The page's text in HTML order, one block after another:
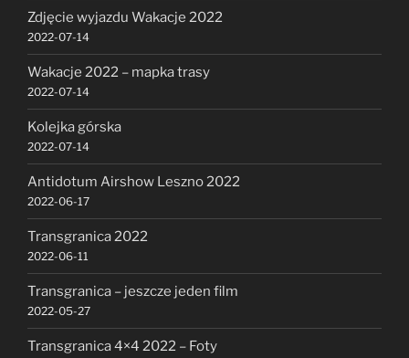
Zdjęcie wyjazdu Wakacje 2022
2022-07-14
Wakacje 2022 – mapka trasy
2022-07-14
Kolejka górska
2022-07-14
Antidotum Airshow Leszno 2022
2022-06-17
Transgranica 2022
2022-06-11
Transgranica – jeszcze jeden film
2022-05-27
Transgranica 4×4 2022 – Foty